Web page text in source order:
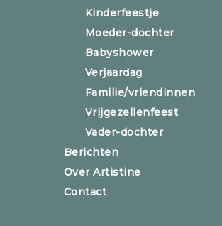
Kinderfeestje
Moeder-dochter
Babyshower
Verjaardag
Familie/vriendinnen
Vrijgezellenfeest
Vader-dochter
Berichten
Over Artistine
Contact